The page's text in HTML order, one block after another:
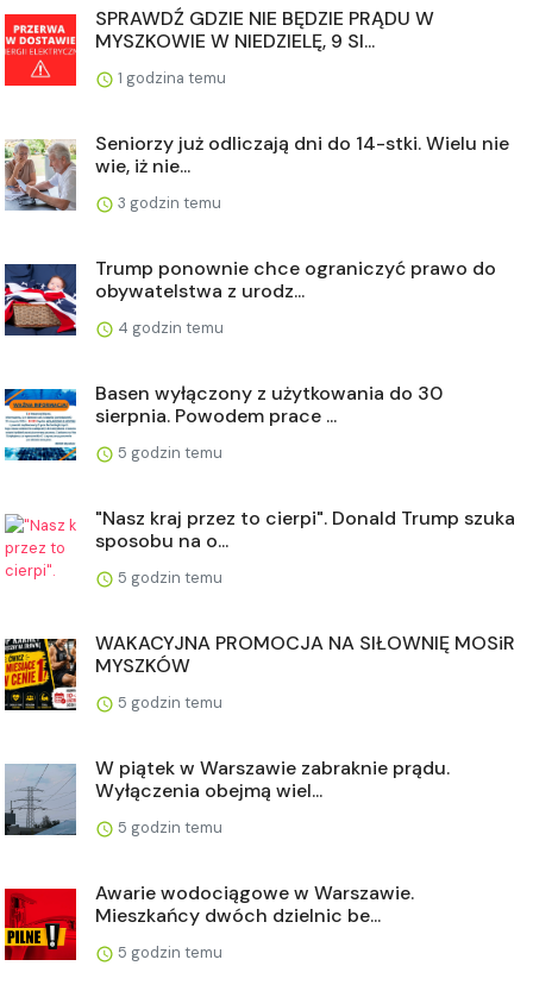
SPRAWDŹ GDZIE NIE BĘDZIE PRĄDU W
MYSZKOWIE W NIEDZIELĘ, 9 SI...
1 godzina temu
Seniorzy już odliczają dni do 14-stki. Wielu nie
wie, iż nie...
3 godzin temu
Trump ponownie chce ograniczyć prawo do
obywatelstwa z urodz...
4 godzin temu
Basen wyłączony z użytkowania do 30
sierpnia. Powodem prace ...
5 godzin temu
"Nasz kraj przez to cierpi". Donald Trump szuka
sposobu na o...
5 godzin temu
WAKACYJNA PROMOCJA NA SIŁOWNIĘ MOSiR
MYSZKÓW
5 godzin temu
W piątek w Warszawie zabraknie prądu.
Wyłączenia obejmą wiel...
5 godzin temu
Awarie wodociągowe w Warszawie.
Mieszkańcy dwóch dzielnic be...
5 godzin temu